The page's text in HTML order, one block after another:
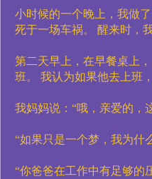
小时候的一个晚上，我做
死于一场车祸。
醒来时，
第二天早上，在早餐桌上
班。
我认为如果他去上班
我妈妈说：“哦，亲爱的，
“如果只是一个梦，我为什
“你爸爸在工作中有足够的